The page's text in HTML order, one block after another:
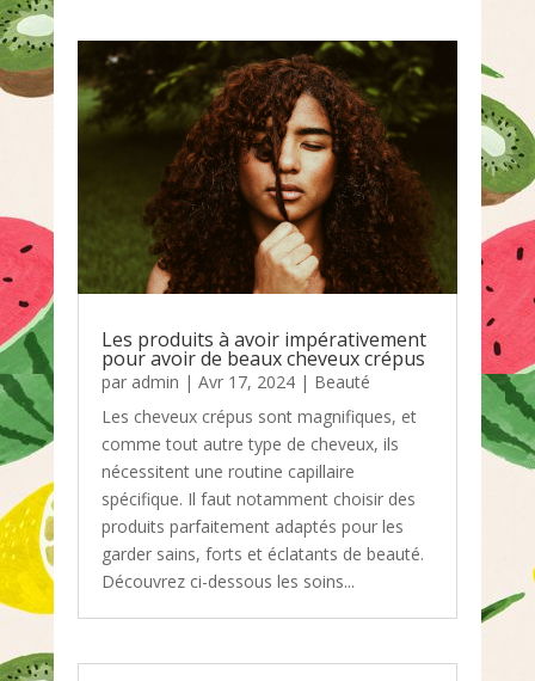
Les produits à avoir impérativement
pour avoir de beaux cheveux crépus
par admin | Avr 17, 2024| Beauté
Les cheveux crépus sont magnifiques, et
comme tout autre type de cheveux, ils
nécessitent une routine capillaire
spécifique. Il faut notamment choisir des
produits parfaitement adaptés pour les
garder sains, forts et éclatants de beauté.
Découvrez ci-dessous les soins...